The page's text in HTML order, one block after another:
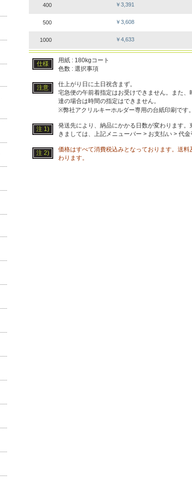
400
500
1000
￥3,391
￥3,608
￥4,633
仕様
用紙 : 180kgコート
色数 : 選択事項
注意
仕上がり日に土日祝含まず。
宅急便の午前着指定はお受けできません。また
達の場合は時間の指定はできません。
※弊社アクリルキーホルダー専用の台紙印刷です。
注 1)
発送先により、納品にかかる日数が変わります
きましては、上記メニューバー > お支払い > 代
注 2)
価格はすべて消費税込みとなっております。送
わります。